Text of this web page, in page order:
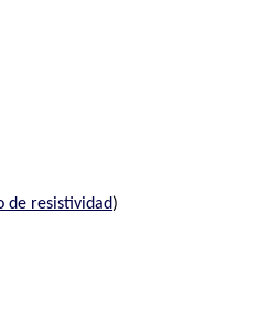
de resistividad)